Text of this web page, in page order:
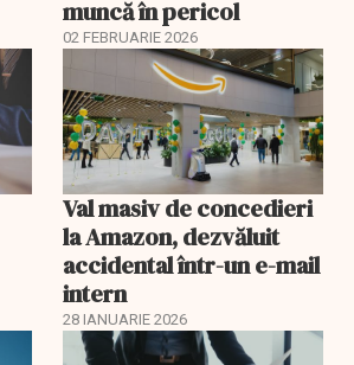
muncă în pericol
02 FEBRUARIE 2026
Val masiv de concedieri
la Amazon, dezvăluit
accidental într-un e-mail
intern
28 IANUARIE 2026